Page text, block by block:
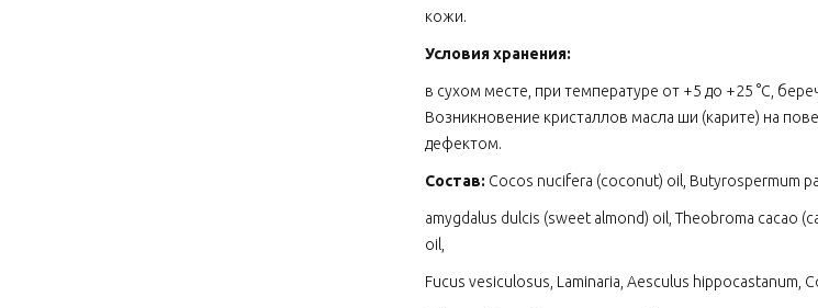
кожи.
Условия хранения:
в сухом месте, при температуре от +5 до +25 °С,
Возникновение кристаллов масла ши (карите) на
дефектом.
Состав: Cocos nucifera (coconut) oil, Butyrospermum
amygdalus dulcis (sweet almond) oil, Theobroma cacao
oil,
Fucus vesiculosus, Laminaria, Aesculus hippocastanum,